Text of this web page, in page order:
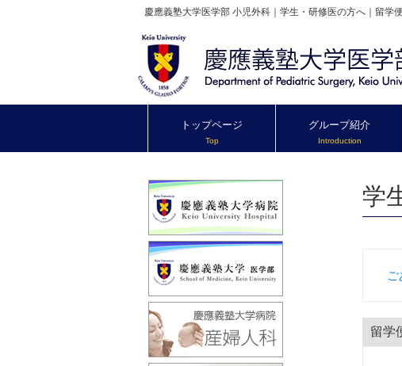
慶應義塾大学医学部 小児外科｜学生・研修医の方へ｜留学
トップページ
Top
グループ紹介
Introduction
学
留学